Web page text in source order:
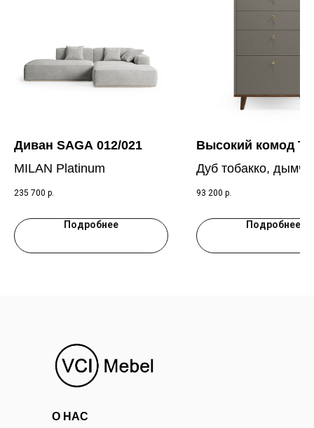
Диван SAGA 012/021
MILAN Platinum
235 700 р.
Подробнее
Высокий комод
Дуб тобакко,
кварц RAL 7039
93 200 р.
Подробнее
О НАС